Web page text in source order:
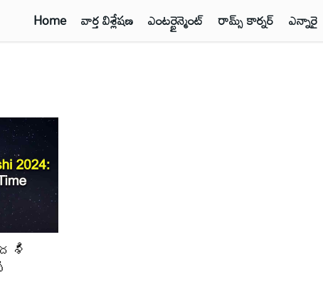
Home వార్త విశ్లేషణ ఎంటర్టైన్మెంట్ రామ్స్ కార్నర్ ఎన్నారై